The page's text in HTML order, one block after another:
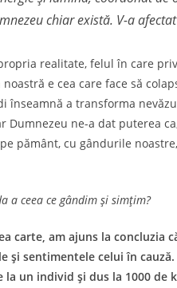
chiar există. V-a
reali­tate, felul în care
e cea care face să
a transforma
Dumnezeu ne-a dat pu­terea
pământ, cu gân­durile
a ceea ce gândim şi simţim?
carte, am ajuns la concluzia
şi sentimentele celui în
un individ şi dus la 1000 de